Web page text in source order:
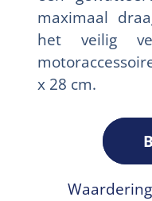
maximaal
het veilig
x 28 cm.